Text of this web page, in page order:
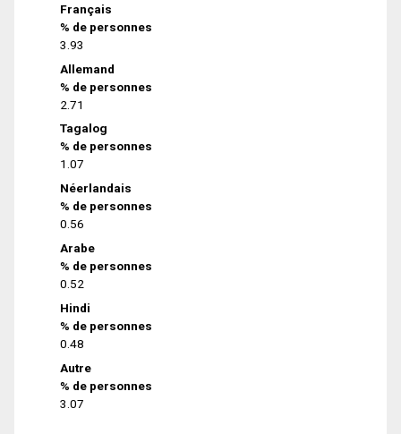
Français
% de personnes
3.93
Allemand
% de personnes
2.71
Tagalog
% de personnes
1.07
Néerlandais
% de personnes
0.56
Arabe
% de personnes
0.52
Hindi
% de personnes
0.48
Autre
% de personnes
3.07